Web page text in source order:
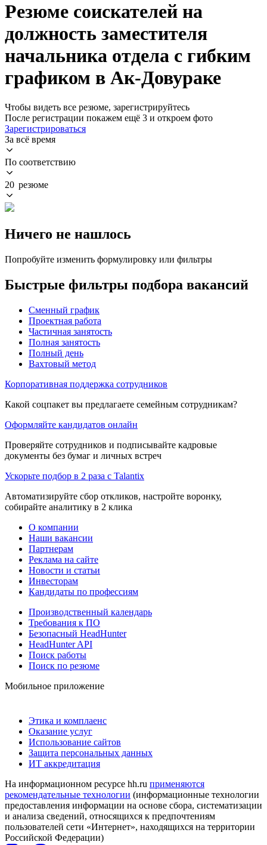
Резюме соискателей на
должность заместителя
начальника отдела с гибким
графиком в Ак-Довураке
Чтобы видеть все резюме, зарегистрируйтесь
После регистрации покажем ещё 3 и откроем фото
Зарегистрироваться
За всё время
По соответствию
20 резюме
Ничего не нашлось
Попробуйте изменить формулировку или фильтры
Быстрые фильтры подбора вакансий
Сменный график
Проектная работа
Частичная занятость
Полная занятость
Полный день
Вахтовый метод
Корпоративная поддержка сотрудников
Какой соцпакет вы предлагаете семейным сотрудникам?
Оформляйте кандидатов онлайн
Проверяйте сотрудников и подписывайте кадровые
документы без бумаг и личных встреч
Ускорьте подбор в 2 раза с Talantix
Автоматизируйте сбор откликов, настройте воронку,
собирайте аналитику в 2 клика
О компании
Наши вакансии
Партнерам
Реклама на сайте
Новости и статьи
Инвесторам
Кандидаты по профессиям
Производственный календарь
Требования к ПО
Безопасный HeadHunter
HeadHunter API
Поиск работы
Поиск по резюме
Мобильное приложение
Этика и комплаенс
Оказание услуг
Использование сайтов
Защита персональных данных
ИТ аккредитация
На информационном ресурсе hh.ru применяются
рекомендательные технологии (информационные технологии
предоставления информации на основе сбора, систематизации
и анализа сведений, относящихся к предпочтениям
пользователей сети «Интернет», находящихся на территории
Российской Федерации)